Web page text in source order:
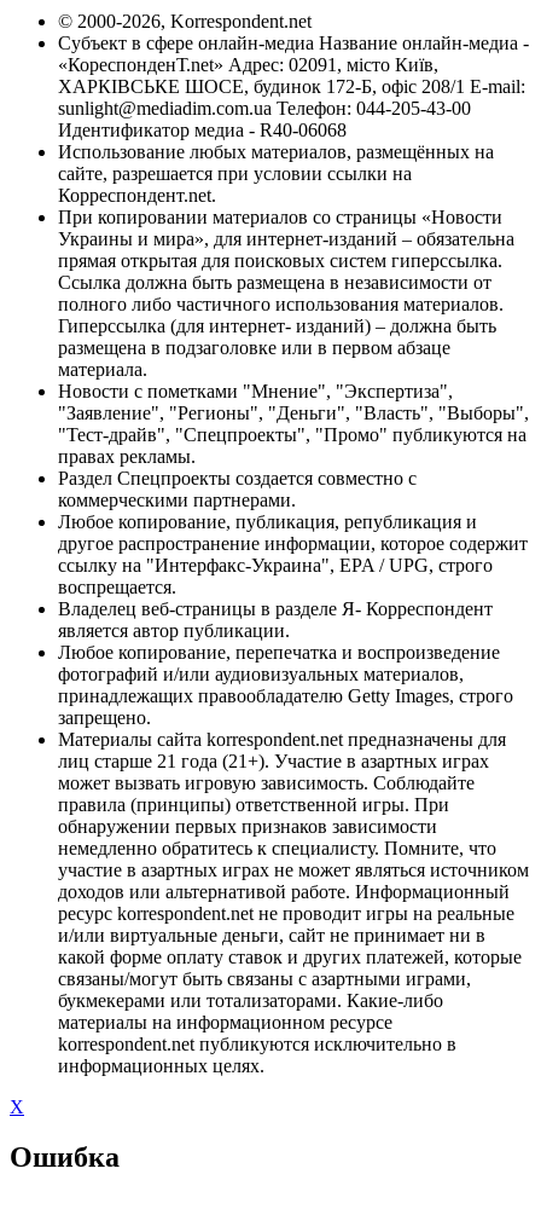
© 2000-2026, Korrespondent.net
Субъект в сфере онлайн-медиа Название онлайн-медиа -
«КореспонденТ.net» Адрес: 02091, місто Київ,
ХАРКІВСЬКЕ ШОСЕ, будинок 172-Б, офіс 208/1 E-mail:
sunlight@mediadim.com.ua Телефон: 044-205-43-00
Идентификатор медиа - R40-06068
Использование любых материалов, размещённых на
сайте, разрешается при условии ссылки на
Корреспондент.net.
При копировании материалов со страницы «Новости
Украины и мира», для интернет-изданий – обязательна
прямая открытая для поисковых систем гиперссылка.
Ссылка должна быть размещена в независимости от
полного либо частичного использования материалов.
Гиперссылка (для интернет- изданий) – должна быть
размещена в подзаголовке или в первом абзаце
материала.
Новости с пометками "Мнение", "Экспертиза",
"Заявление", "Регионы", "Деньги", "Власть", "Выборы",
"Тест-драйв", "Спецпроекты", "Промо" публикуются на
правах рекламы.
Раздел Спецпроекты создается совместно с
коммерческими партнерами.
Любое копирование, публикация, републикация и
другое распространение информации, которое содержит
ссылку на "Интерфакс-Украина", EPA / UPG, строго
воспрещается.
Владелец веб-страницы в разделе Я- Корреспондент
является автор публикации.
Любое копирование, перепечатка и воспроизведение
фотографий и/или аудиовизуальных материалов,
принадлежащих правообладателю Getty Images, строго
запрещено.
Материалы сайта korrespondent.net предназначены для
лиц старше 21 года (21+). Участие в азартных играх
может вызвать игровую зависимость. Соблюдайте
правила (принципы) ответственной игры. При
обнаружении первых признаков зависимости
немедленно обратитесь к специалисту. Помните, что
участие в азартных играх не может являться источником
доходов или альтернативой работе. Информационный
ресурс korrespondent.net не проводит игры на реальные
и/или виртуальные деньги, сайт не принимает ни в
какой форме оплату ставок и других платежей, которые
связаны/могут быть связаны с азартными играми,
букмекерами или тотализаторами. Какие-либо
материалы на информационном ресурсе
korrespondent.net публикуются исключительно в
информационных целях.
X
Ошибка